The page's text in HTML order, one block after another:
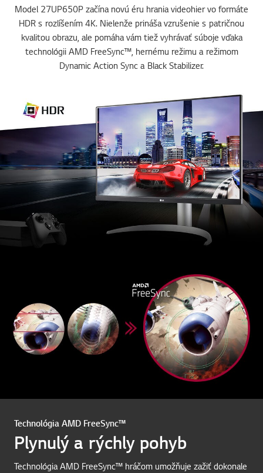
Model 27UP650P začína novú éru hrania videohier vo formáte
HDR s rozlíšením 4K. Nielenže prináša vzrušenie s patričnou
kvalitou obrazu, ale pomáha vám tiež vyhrávať súboje vďaka
technológii AMD FreeSync™, hernému režimu a režimom
Dynamic Action Sync a Black Stabilizer.
Technológia AMD FreeSync™
Plynulý a rýchly pohyb
Technológia AMD FreeSync™ hráčom umožňuje zažiť dokonale